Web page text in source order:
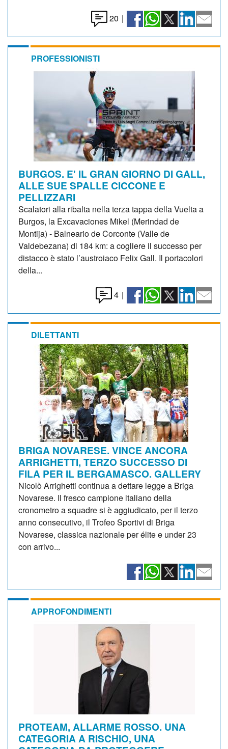
20 |
PROFESSIONISTI
BURGOS. E' IL GRAN GIORNO DI GALL,
ALLE SUE SPALLE CICCONE E
PELLIZZARI
Scalatori alla ribalta nella terza tappa della Vuelta a
Burgos, la Excavaciones Mikel (Merindad de
Montija) - Balneario de Corconte (Valle de
Valdebezana) di 184 km: a cogliere il successo per
distacco è stato l’austroiaco Felix Gall. Il portacolori
della...
4 |
DILETTANTI
BRIGA NOVARESE. VINCE ANCORA
ARRIGHETTI, TERZO SUCCESSO DI
FILA PER IL BERGAMASCO. GALLERY
Nicolò Arrighetti continua a dettare legge a Briga
Novarese. Il fresco campione italiano della
cronometro a squadre si è aggiudicato, per il terzo
anno consecutivo, il Trofeo Sportivi di Briga
Novarese, classica nazionale per élite e under 23
con arrivo...
APPROFONDIMENTI
PROTEAM, ALLARME ROSSO. UNA
CATEGORIA A RISCHIO, UNA